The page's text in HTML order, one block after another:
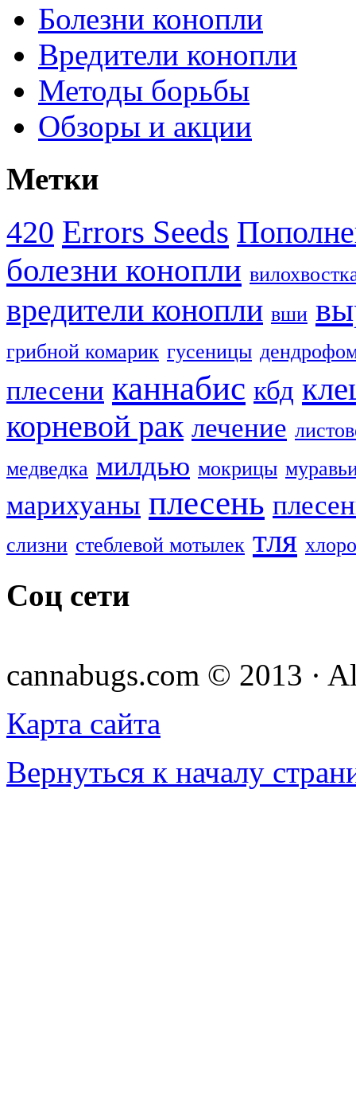
Болезни конопли
Вредители конопли
Методы борьбы
Обзоры и акции
Метки
420 Errors Seeds
болезни конопли
вредители конопли вши
грибной комарик гусеницы
плесени каннабис кбд
корневой рак лечение
медведка милдью мокрицы
марихуаны плесень
слизни стеблевой мотылек тля
Соц сети
cannabugs.com © 2013 ·
Карта сайта
Вернуться к началу